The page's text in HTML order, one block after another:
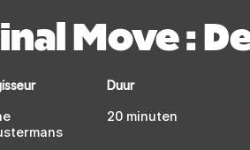
Move :
Duur
20 minuten